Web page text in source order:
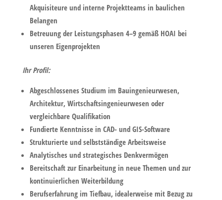
Akquisiteure und interne Projektteams in baulichen
Belangen
Betreuung der Leistungsphasen 4–9 gemäß HOAI bei
unseren Eigenprojekten
Ihr Profil:
Abgeschlossenes Studium im Bauingenieurwesen,
Architektur, Wirtschaftsingenieurwesen oder
vergleichbare Qualifikation
Fundierte Kenntnisse in CAD- und GIS-Software
Strukturierte und selbstständige Arbeitsweise
Analytisches und strategisches Denkvermögen
Bereitschaft zur Einarbeitung in neue Themen und zur
kontinuierlichen Weiterbildung
Berufserfahrung im Tiefbau, idealerweise mit Bezug zu